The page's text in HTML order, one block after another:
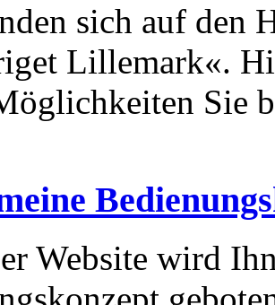
sich auf den
Lillemark«.
Sie
Website wird